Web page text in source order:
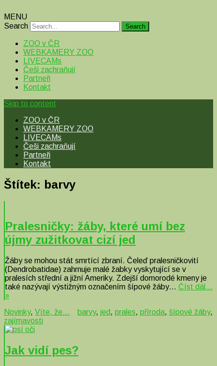
MENU
Search
ZOO v ČR
WEBKAMERY ZOO
LIVECAMs
Češi zachraňují
Partneři
Kontakt
Skip to content
ZOO v ČR
WEBKAMERY ZOO
LIVECAMs
Češi zachraňují
Partneři
Kontakt
Štítek: barvy
Pralesničky: žáby, které umí bez
újmy zužitkovat cizí jed
Žáby se mohou stát smrtící zbraní. Čeleď pralesničkovití
(Dendrobatidae) zahrnuje malé žabky vyskytující se v
pralesích střední a jižní Ameriky. Zdejší domorodé kmeny je
také nazývají výstižným označením šípové žáby… Číst dál…
»
Novinky, Víte, že... barvy, jed, prales, příroda, šípové žáby,
zajímavosti
Jak vidí pes?